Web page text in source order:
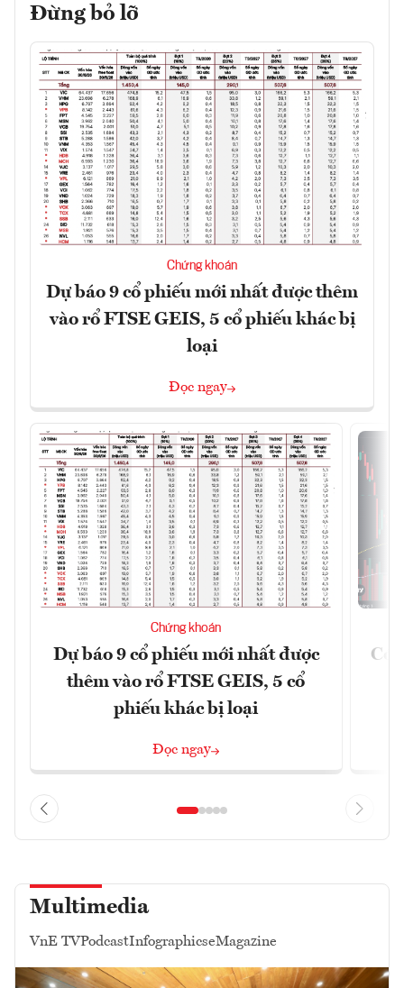
Đừng bỏ lỡ
Chứng khoán
Dự báo 9 cổ phiếu mới nhất được thêm
vào rổ FTSE GEIS, 5 cổ phiếu khác bị
loại
Đọc ngay
Chứng khoán
Dự báo 9 cổ phiếu mới nhất được
thêm vào rổ FTSE GEIS, 5 cổ
phiếu khác bị loại
Đọc ngay
Có
Multimedia
VnE TVPodcastInfographicseMagazine